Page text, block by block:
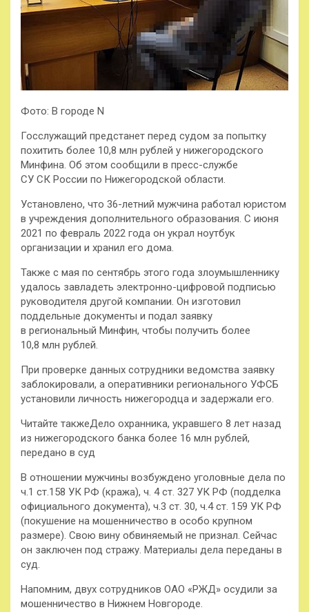
Фото: В городе N
Госслужащий предстанет перед судом за попытку
похитить более 10,8 млн рублей у нижегородского
Минфина. Об этом сообщили в пресс-службе
СУ СК России по Нижегородской области.
Установлено, что 36-летний мужчина работал юристом
в учреждения дополнительного образования. С июня
2021 по февраль 2022 года он украл ноутбук
организации и хранил его дома.
Также с мая по сентябрь этого года злоумышленнику
удалось завладеть электронно-цифровой подписью
руководителя другой компании. Он изготовил
поддельные документы и подал заявку
в региональный Минфин, чтобы получить более
10,8 млн рублей.
При проверке данных сотрудники ведомства заявку
заблокировали, а оперативники регионального УФСБ
установили личность нижегородца и задержали его.
Читайте такжеДело охранника, укравшего 8 лет назад
из нижегородского банка более 16 млн рублей,
передано в суд
В отношении мужчины возбуждено уголовные дела по
ч.1 ст.158 УК РФ (кража), ч. 4 ст. 327 УК РФ (подделка
официального документа), ч.3 ст. 30, ч.4 ст. 159 УК РФ
(покушение на мошенничество в особо крупном
размере). Свою вину обвиняемый не признал. Сейчас
он заключен под стражу. Материалы дела переданы в
суд.
Напомним, двух сотрудников ОАО «РЖД» осудили за
мошенничество в Нижнем Новгороде.